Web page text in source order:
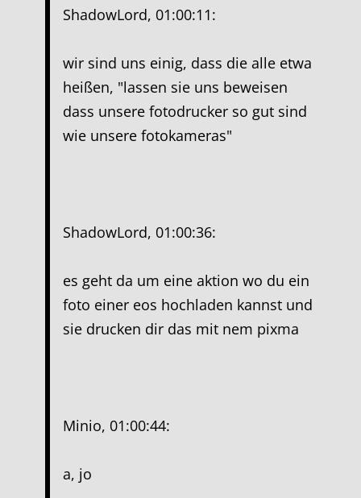
ShadowLord, 01:00:11:
wir sind uns einig, dass die alle etwa
heißen, "lassen sie uns beweisen
dass unsere fotodrucker so gut sind
wie unsere fotokameras"
ShadowLord, 01:00:36:
es geht da um eine aktion wo du ein
foto einer eos hochladen kannst und
sie drucken dir das mit nem pixma
Minio, 01:00:44:
a, jo